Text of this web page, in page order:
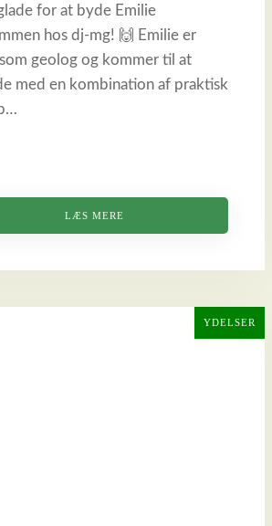
for at byde Emilie
hos dj-mg! 🙌 Emilie er
geolog og kommer til at
med en kombination af praktisk
LÆS MERE
YDELSER